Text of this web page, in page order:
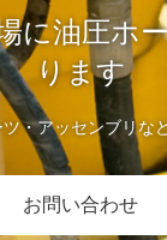
に油圧ホ
ります
・アッセンブリな
お問い合わせ